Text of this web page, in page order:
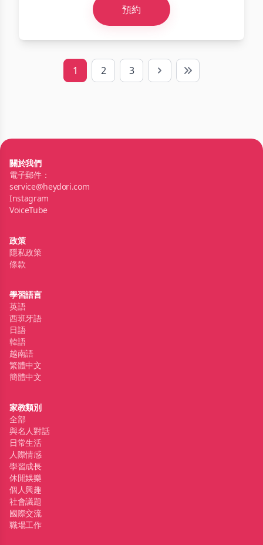
預約
1 2 3 Next Last
關於我們
電子郵件：
service@heydori.com
Instagram
VoiceTube
政策
隱私政策
條款
學習語言
英語
西班牙語
日語
韓語
越南語
繁體中文
簡體中文
家教類別
全部
與名人對話
日常生活
人際情感
學習成長
休閒娛樂
個人興趣
社會議題
國際交流
職場工作